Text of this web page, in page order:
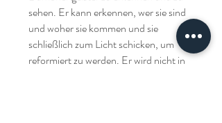
sehen. Er kann erkennen, wer sie sind
und woher sie kommen und sie
schließlich zum Licht schicken, um
reformiert zu werden. Er wird nicht in